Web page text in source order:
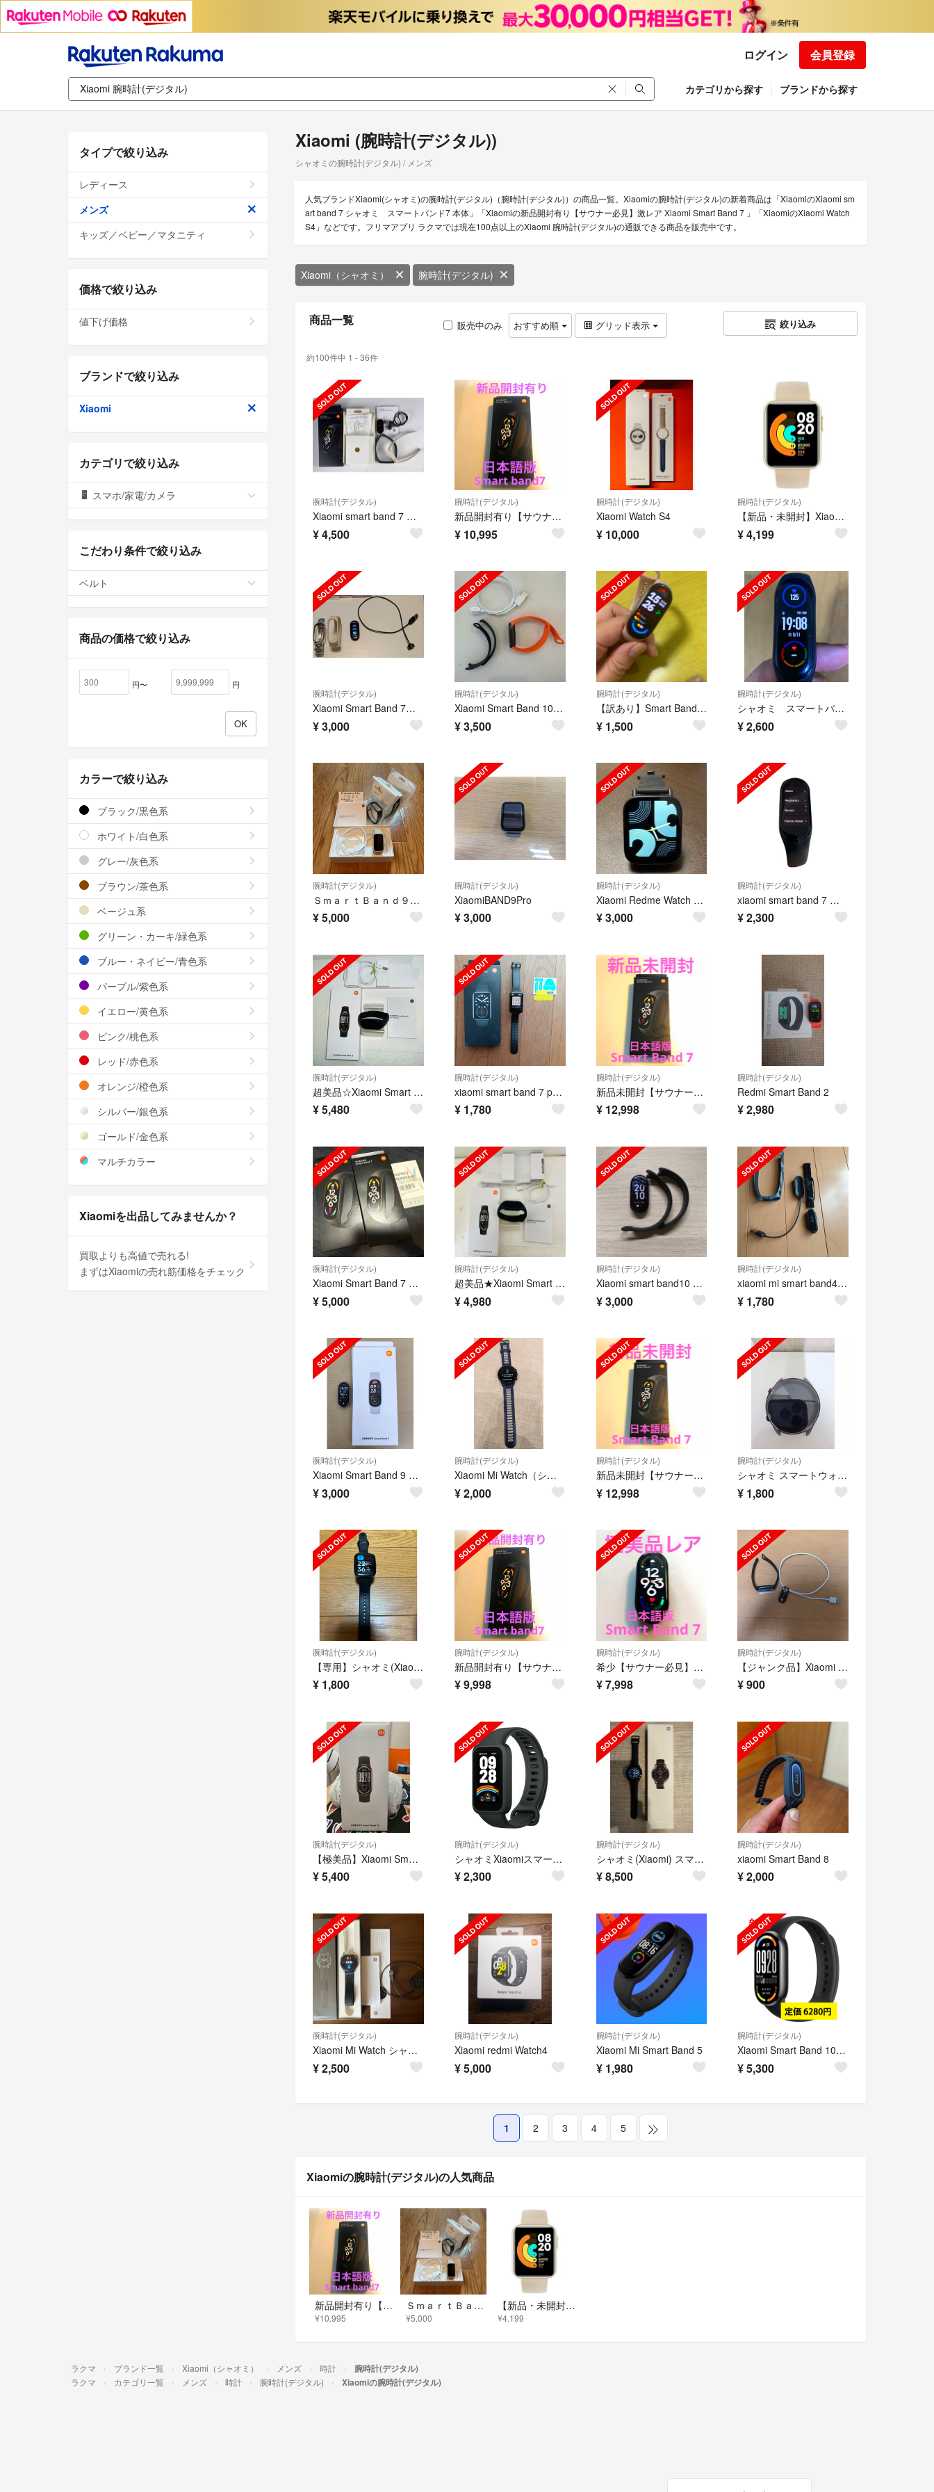
ログイン 会員登録
カテゴリから探す ブランドから探す
Xiaomi (腕時計(デジタル))
シャオミの腕時計(デジタル) / メンズ
人気ブランドXiaomi(シャオミ)の腕時計(デジタル)（腕時計(デジタル)）の商品一覧。Xiaomiの腕時計(デジタル)の新着商品は「XiaomiのXiaomi sm
art band 7 シャオミ スマートバンド7 本体」「Xiaomiの新品開封有り【サウナー必見】激レア Xiaomi Smart Band 7 」「XiaomiのXiaomi Watch
S4」などです。フリマアプリ ラクマでは現在100点以上のXiaomi 腕時計(デジタル)の通販できる商品を販売中です。
Xiaomi（シャオミ） 腕時計(デジタル)
商品一覧 販売中のみ おすすめ順 グリッド表示 絞り込み
約100件中 1 - 36件
腕時計(デジタル)
Xiaomi smart band 7 シャオミ スマートバンド7 本体
¥4,500
腕時計(デジタル)
新品開封有り【サウナー必見】激レア Xiaomi Smart Band 7
¥ 10,995
腕時計(デジタル)
Xiaomi Watch S4
¥ 10,000
腕時計(デジタル)
【新品・未開封】Xiaomi Mi Watch Lite [アイボリー]
¥4,199
腕時計(デジタル)
Xiaomi Smart Band 7（シャオミ スマートウォッチ）
¥3,000
腕時計(デジタル)
Xiaomi Smart Band 10 スマートウォッチ ミッドナイトブラック
¥3,500
腕時計(デジタル)
【訳あり】Smart Band 9ピンク/本体正常・バンド破損
¥ 1,500
腕時計(デジタル)
シャオミ スマートバンド 6 日本語版
¥2,600
腕時計(デジタル)
ＳｍａｒｔＢａｎｄ９Ａｃｔｉｖｅ
¥5,000
腕時計(デジタル)
XiaomiBAND9Pro
¥3,000
腕時計(デジタル)
Xiaomi Redme Watch 5 Active
¥3,000
腕時計(デジタル)
xiaomi smart band 7 日本語版 シャオミ スマートバンド7
¥2,300
腕時計(デジタル)
超美品☆Xiaomi Smart Band 10★ブラック☆スマートウォッチ本体
¥5,480
腕時計(デジタル)
xiaomi smart band 7 pro 本体
¥ 1,780
腕時計(デジタル)
新品未開封【サウナー必見】激レア シャオミ スマートバンド 7 Xiaomi
¥ 12,998
腕時計(デジタル)
Redmi Smart Band 2
¥2,980
腕時計(デジタル)
Xiaomi Smart Band 7 本体 + スクリーンプロテクター♡サウナ
¥5,000
腕時計(デジタル)
超美品★Xiaomi Smart Band 10★ミッドナイトブラック☆送料無料
¥4,980
腕時計(デジタル)
Xiaomi smart band10 ミッドナイトブラック
¥3,000
腕時計(デジタル)
xiaomi mi smart band4 + 黒金属ベルト
¥ 1,780
腕時計(デジタル)
Xiaomi Smart Band 9 シルバー
¥3,000
腕時計(デジタル)
Xiaomi Mi Watch（シャオミ ミーウォッチ）
¥2,000
腕時計(デジタル)
新品未開封【サウナー必見】激レア シャオミ スマートバンド 7 Xiaomi
¥ 12,998
腕時計(デジタル)
シャオミ スマートウォッチ Xiaomi Mi WATCH
¥ 1,800
腕時計(デジタル)
【専用】シャオミ(Xiaomi) Redmi Watch 3 active
¥ 1,800
腕時計(デジタル)
新品開封有り【サウナー必見】激レア Xiaomi Smart Band 7
¥9,998
腕時計(デジタル)
希少【サウナー必見】極美品レアスマートバンド シャオミ スマートバンド 7
¥7,998
腕時計(デジタル)
【ジャンク品】Xiaomi Smart Band 8
¥900
腕時計(デジタル)
【極美品】Xiaomi Smart band 10
¥5,400
腕時計(デジタル)
シャオミXiaomiスマートウォッチ Xiaomi Band 9 Active
¥2,300
腕時計(デジタル)
シャオミ(Xiaomi) スマートウォッチ Xiaomi Watch S3
¥8,500
腕時計(デジタル)
xiaomi Smart Band 8
¥2,000
腕時計(デジタル)
Xiaomi Mi Watch シャオミ ミーウォッチ
¥2,500
腕時計(デジタル)
Xiaomi redmi Watch4
¥5,000
腕時計(デジタル)
Xiaomi Mi Smart Band 5
¥ 1,980
腕時計(デジタル)
Xiaomi Smart Band 10 スマートウォッチ 新品未開封
¥5,300
1 2 3 4 5
Xiaomiの腕時計(デジタル)の人気商品
新品開封有り【サウナー必見】激レア Xiaomi Smart Band 7
¥10,995
ＳｍａｒｔＢａｎｄ９Ａｃｔｉｖｅ
¥5,000
【新品・未開封】Xiaomi Mi Watch Lite [アイボリー]
¥4,199
タイプで絞り込み
レディース
メンズ
キッズ／ベビー／マタニティ
価格で絞り込み
値下げ価格
ブランドで絞り込み
Xiaomi
カテゴリで絞り込み
スマホ/家電/カメラ
こだわり条件で絞り込み
ベルト
商品の価格で絞り込み
円〜 円
カラーで絞り込み
ブラック/黒色系
ホワイト/白色系
グレー/灰色系
ブラウン/茶色系
ベージュ系
グリーン・カーキ/緑色系
ブルー・ネイビー/青色系
パープル/紫色系
イエロー/黄色系
ピンク/桃色系
レッド/赤色系
オレンジ/橙色系
シルバー/銀色系
ゴールド/金色系
マルチカラー
Xiaomiを出品してみませんか？
買取よりも高値で売れる!
まずはXiaomiの売れ筋価格をチェック
ラクマ ブランド一覧 Xiaomi（シャオミ） メンズ 時計 腕時計(デジタル)
ラクマ カテゴリ一覧 メンズ 時計 腕時計(デジタル) Xiaomiの腕時計(デジタル)